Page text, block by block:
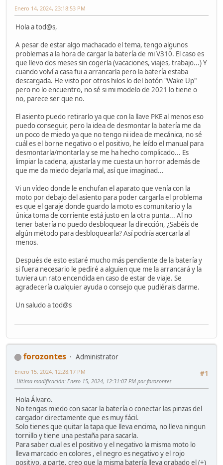
Enero 14, 2024, 23:18:53 PM
Hola a tod@s,
A pesar de estar algo machacado el tema, tengo algunos
problemas a la hora de cargar la batería de mi V310. El caso es
que llevo dos meses sin cogerla (vacaciones, viajes, trabajo...) Y
cuando volví a casa fui a arrancarla pero la batería estaba
descargada. He visto por otros hilos lo del botón "Wake Up"
pero no lo encuentro, no sé si mi modelo de 2021 lo tiene o
no, parece ser que no.
El asiento puedo retirarlo ya que con la llave PKE al menos eso
puedo conseguir, pero la idea de desmontar la batería me da
un poco de miedo ya que no tengo ni idea de mecánica, no sé
cuál es el borne negativo o el positivo, he leído el manual para
desmontarla/montarla y se me ha hecho complicado... Es
limpiar la cadena, ajustarla y me cuesta un horror además de
que me da miedo dejarla mal, así que imaginad...
Vi un vídeo donde le enchufan el aparato que venía con la
moto por debajo del asiento para poder cargarla el problema
es que el garaje donde guardo la moto es comunitario y la
única toma de corriente está justo en la otra punta... Al no
tener batería no puedo desbloquear la dirección, ¿Sabéis de
algún método para desbloquearla? Así podría acercarla al
menos.
Después de esto estaré mucho más pendiente de la batería y
si fuera necesario le pediré a alguien que me la arrancará y la
tuviera un rato encendida en caso de estar de viaje. Se
agradecería cualquier ayuda o consejo que pudiérais darme.
Un saludo a tod@s
forozontes
Administrator
#1
Enero 15, 2024, 12:28:17 PM
Ultima modificación: Enero 15, 2024, 12:31:07 PM por forozontes
Hola Álvaro.
No tengas miedo con sacar la batería o conectar las pinzas del
cargador directamente que es muy fácil.
Solo tienes que quitar la tapa que lleva encima, no lleva ningun
tornillo y tiene una pestaña para sacarla.
Para saber cual es el positivo y el negativo la misma moto lo
lleva marcado en colores , el negro es negativo y el rojo
positivo, a parte, creo que la misma batería lleva grabado el (+)